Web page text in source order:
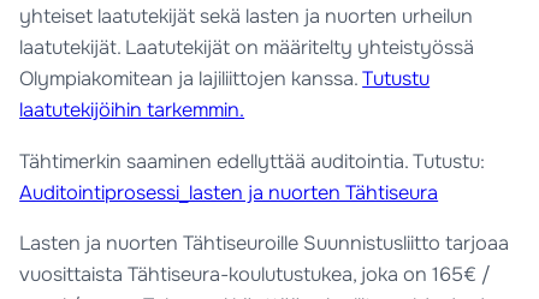
yhteiset laatutekijät sekä lasten ja nuorten urheilun
laatutekijät. Laatutekijät on määritelty yhteistyössä
Olympiakomitean ja lajiliittojen kanssa.Tutustu
laatutekijöihin tarkemmin.
Tähtimerkin saaminen edellyttää auditointia. Tutustu:
Auditointiprosessi_lasten ja nuorten Tähtiseura
Lasten ja nuorten Tähtiseuroille Suunnistusliitto tarjoaa
vuosittaista Tähtiseura-koulutustukea, joka on 165€ /